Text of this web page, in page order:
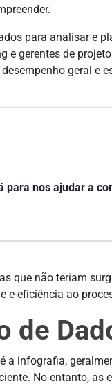
para analisar e
gerentes de
geral e
para nos ajudar a
que não teriam
eficiência ao
de
a infografia,
No entanto, as